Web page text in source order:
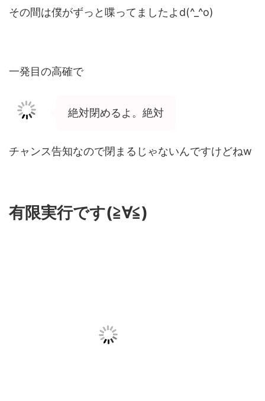
その間は僕がずっと喋ってましたよd(^_^o)
一発目の高確で
絶対閉めるよ。絶対
チャンス告知なので閉まるじゃないんですけどねw
有限実行です(≧∀≦)